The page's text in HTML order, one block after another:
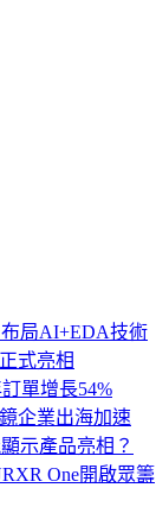
局AI+EDA技術
式亮相
單增長54%
企業出海加速
示產品亮相？
One開啟眾籌